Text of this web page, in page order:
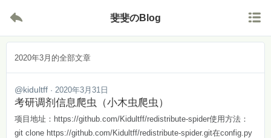
 斐斐のBlog 
2020年3月的全部文章
@kidultff · 2020年3月31日
考研调剂信息爬虫（小木虫爬虫）
项目地址：https://github.com/Kidultff/redistribute-spider使用方法：
git clone https://github.com/Kidultff/redistribute-spider.git在config.py